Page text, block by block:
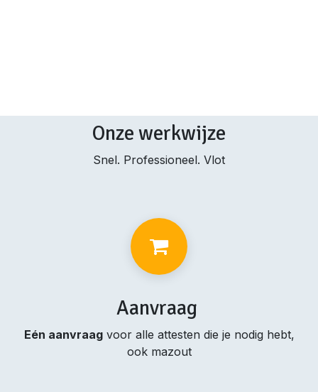
Onze werkwijze
Snel. Professioneel. Vlot
Aanvraag
Eén aanvraagvoor alle attesten die je nodig hebt,
ook mazout